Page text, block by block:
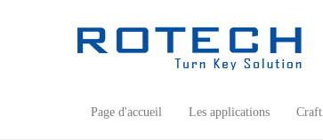
Page d'accueil Les applications Craft